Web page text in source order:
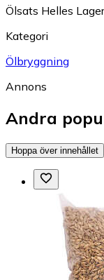
Ölsats Helles
Kategori
Ölbryggning
Annons
Andra
Hoppa över innehållet